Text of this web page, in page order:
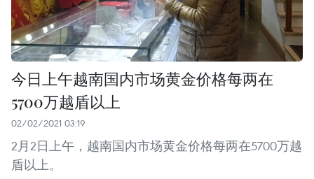
今日上午越南国内市场黄金价格每两在
5700万越盾以上
02/02/2021 03:19
2月2日上午，越南国内市场黄金价格每两在5700万越
盾以上。